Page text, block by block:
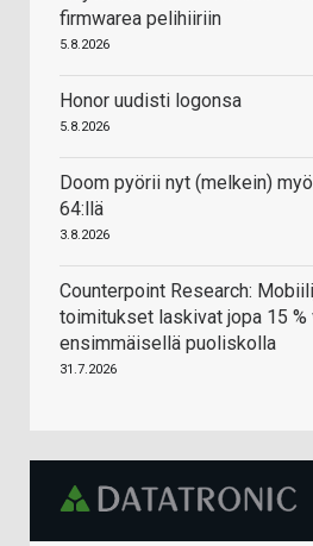
firmwarea pelihiiriin
5.8.2026
Honor uudisti logonsa
5.8.2026
Doom pyörii nyt (melkein)
64:llä
3.8.2026
Counterpoint Research:
toimitukset laskivat jopa 15 %
ensimmäisellä puoliskolla
31.7.2026